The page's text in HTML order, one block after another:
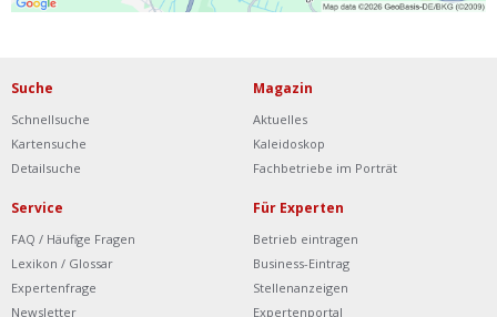
Suche
Schnellsuche
Kartensuche
Detailsuche
Magazin
Aktuelles
Kaleidoskop
Fachbetriebe im Porträt
Service
FAQ / Häufige Fragen
Lexikon / Glossar
Expertenfrage
Newsletter
Für Experten
Betrieb eintragen
Business-Eintrag
Stellenanzeigen
Expertenportal